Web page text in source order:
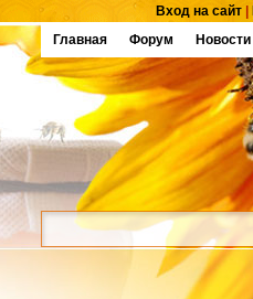
Вход на сайт
Главная
Форум Новости